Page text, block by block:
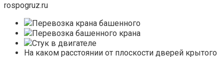
rospogruz.ru
Перевозка крана башенного
Перевозка башенного крана
Стук в двигателе
На каком расстоянии от плоскости дверей крытого